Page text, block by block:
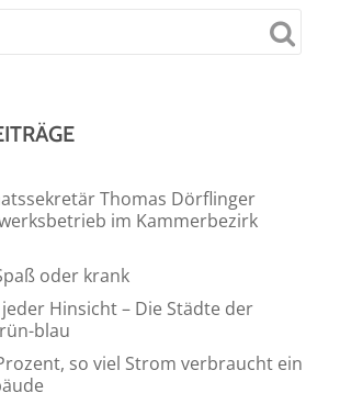
wie
Verantwortung
übernehmen
Thomas Dörflinger
im Kammerbezirk
oder krank
Hinsicht – Die Städte der
blau
so viel Strom verbraucht ein